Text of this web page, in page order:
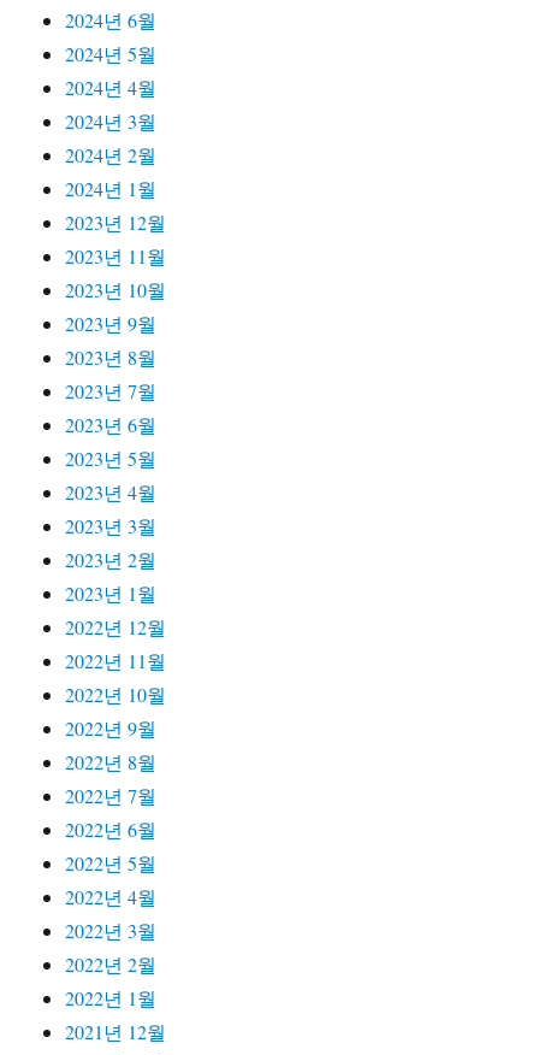
2024년 6월
2024년 5월
2024년 4월
2024년 3월
2024년 2월
2024년 1월
2023년 12월
2023년 11월
2023년 10월
2023년 9월
2023년 8월
2023년 7월
2023년 6월
2023년 5월
2023년 4월
2023년 3월
2023년 2월
2023년 1월
2022년 12월
2022년 11월
2022년 10월
2022년 9월
2022년 8월
2022년 7월
2022년 6월
2022년 5월
2022년 4월
2022년 3월
2022년 2월
2022년 1월
2021년 12월